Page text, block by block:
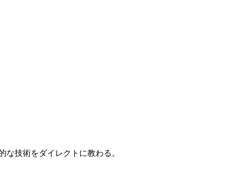
な技術をダイレクトに教わる。